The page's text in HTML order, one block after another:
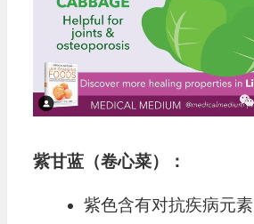
紫甘蓝（卷心菜）：
紫色含有对抗疾病元素